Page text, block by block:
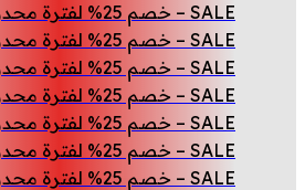
SALE – خصم 25% لفترة محدودة ⚡